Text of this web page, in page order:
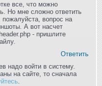
все, что можно
Но мне сложно ответить
вопрос на
А вот насчет
- пришлите
Ответить
надо войти в систему.
на сайте, то сначала
.